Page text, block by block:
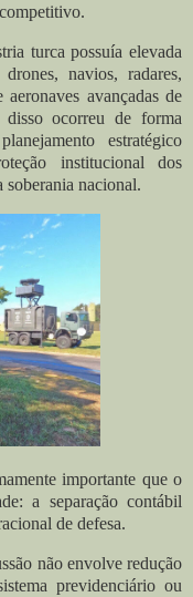
turca possuía elevada
navios, radares,
avançadas de
ocorreu de forma
estratégico
institucional dos
soberania nacional.
importante que o
a separação contábil
de defesa.
não envolve redução
previdenciário ou